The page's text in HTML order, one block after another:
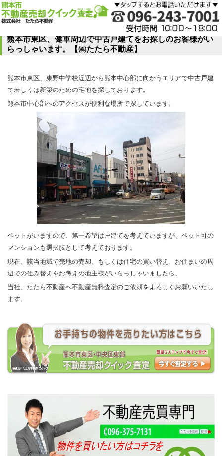
熊本市東区、健軍周辺で中古戸建てをお探しのお客様がい
らっしゃいます。【㈱たたら不動産】
熊本市東区、東野中学校近辺から熊本中心部に向かうエリアで中古戸建
て若しくは新築のための宅地を探しております。
熊本市中心部へのアクセスが便利な場所で探しています。
ペットがいますので、第一希望は戸建てを考えていますが、ペット可の
マンションも選択肢として考えております。
現在、該当地域で売地の売却、もしくは住宅の買い替え、お住まいの周
辺での住み替えをお考えの地主様がいらっしゃいましたら、
当社、たたら不動産へ不動産無料査定のご依頼をよろしくお願いいたし
ます。